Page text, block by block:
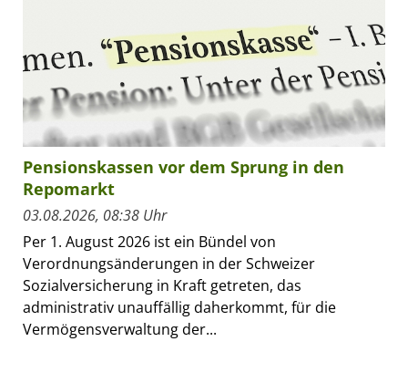
Pensionskassen vor dem Sprung in den
Repomarkt
03.08.2026, 08:38 Uhr
Per 1. August 2026 ist ein Bündel von
Verordnungsänderungen in der Schweizer
Sozialversicherung in Kraft getreten, das
administrativ unauffällig daherkommt, für die
Vermögensverwaltung der...